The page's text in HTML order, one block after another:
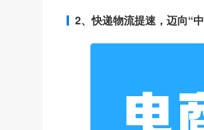
2、快递物流提速，迈向“